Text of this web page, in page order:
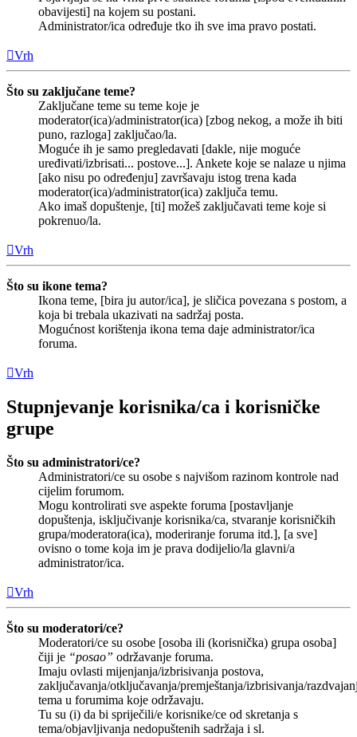
obavijesti] na kojem su postani.
Administrator/ica određuje tko ih sve ima pravo postati.
Vrh
Što su zaključane teme?
Zaključane teme su teme koje je
moderator(ica)/administrator(ica) [zbog nekog, a može ih biti
puno, razloga] zaključao/la.
Moguće ih je samo pregledavati [dakle, nije moguće
uređivati/izbrisati... postove...]. Ankete koje se nalaze u njima
[ako nisu po određenju] završavaju istog trena kada
moderator(ica)/administrator(ica) zaključa temu.
Ako imaš dopuštenje, [ti] možeš zaključavati teme koje si
pokrenuo/la.
Vrh
Što su ikone tema?
Ikona teme, [bira ju autor/ica], je sličica povezana s postom, a
koja bi trebala ukazivati na sadržaj posta.
Mogućnost korištenja ikona tema daje administrator/ica
foruma.
Vrh
Stupnjevanje korisnika/ca i korisničke
grupe
Što su administratori/ce?
Administratori/ce su osobe s najvišom razinom kontrole nad
cijelim forumom.
Mogu kontrolirati sve aspekte foruma [postavljanje
dopuštenja, isključivanje korisnika/ca, stvaranje korisničkih
grupa/moderatora(ica), moderiranje foruma itd.], [a sve]
ovisno o tome koja im je prava dodijelio/la glavni/a
administrator/ica.
Vrh
Što su moderatori/ce?
Moderatori/ce su osobe [osoba ili (korisnička) grupa osoba]
čiji je “posao” održavanje foruma.
Imaju ovlasti mijenjanja/izbrisivanja postova,
zaključavanja/otključavanja/premještanja/izbrisivanja/
tema u forumima koje održavaju.
Tu su (i) da bi spriječili/e korisnike/ce od skretanja s
tema/objavljivanja nedopuštenih sadržaja i sl.